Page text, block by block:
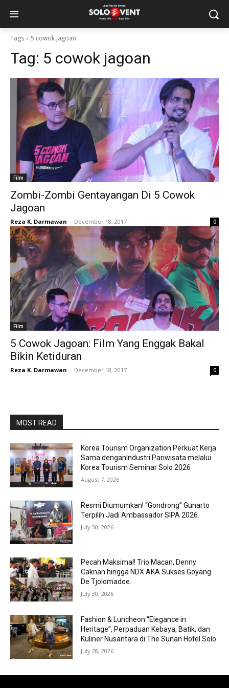
Tags 5 cowok jagoan
Tag: 5 cowok jagoan
Film
Zombi-Zombi Gentayangan Di 5 Cowok
Jagoan
Reza K. Darmawan - December 18, 2017 0
Film
5 Cowok Jagoan: Film Yang Enggak Bakal
Bikin Ketiduran
Reza K. Darmawan - December 18, 2017 0
MOST READ
Korea Tourism Organization Perkuat Kerja
Sama denganIndustri Pariwisata melalui
Korea Tourism Seminar Solo 2026
August 7, 2026
Resmi Diumumkan! “Gondrong” Gunarto
Terpilih Jadi Ambassador SIPA 2026.
July 30, 2026
Pecah Maksimal! Trio Macan, Denny
Caknan hingga NDX AKA Sukses Goyang
De Tjolomadoe.
July 30, 2026
Fashion & Luncheon “Elegance in
Heritage”, Perpaduan Kebaya, Batik, dan
Kuliner Nusantara di The Sunan Hotel Solo
July 28, 2026